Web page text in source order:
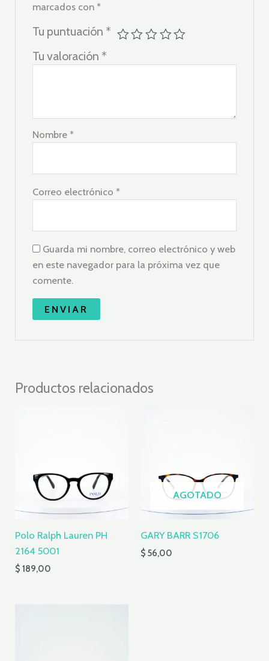
marcados con *
Tu puntuación *
Tu valoración *
Nombre *
Correo electrónico *
Guarda mi nombre, correo electrónico y web
en este navegador para la próxima vez que
comente.
Productos relacionados
Polo Ralph Lauren PH
2164 5001
$ 189,00
AGOTADO
GARY BARR S1706
$ 56,00